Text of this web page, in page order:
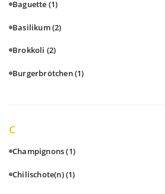
Baguette (1)
Basilikum(2)
Brokkoli (2)
Burgerbrötchen(1)
C
Champignons(1)
Chilischote(n)(1)